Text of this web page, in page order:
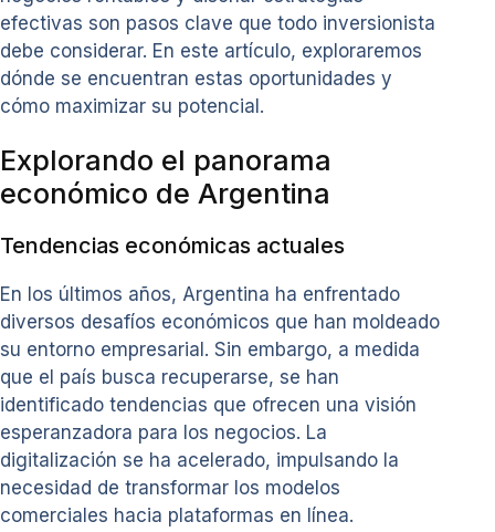
efectivas son pasos clave que todo inversionista
debe considerar. En este artículo, exploraremos
dónde se encuentran estas oportunidades y
cómo maximizar su potencial.
Explorando el panorama
económico de Argentina
Tendencias económicas actuales
En los últimos años, Argentina ha enfrentado
diversos desafíos económicos que han moldeado
su entorno empresarial. Sin embargo, a medida
que el país busca recuperarse, se han
identificado tendencias que ofrecen una visión
esperanzadora para los negocios. La
digitalización se ha acelerado, impulsando la
necesidad de transformar los modelos
comerciales hacia plataformas en línea.